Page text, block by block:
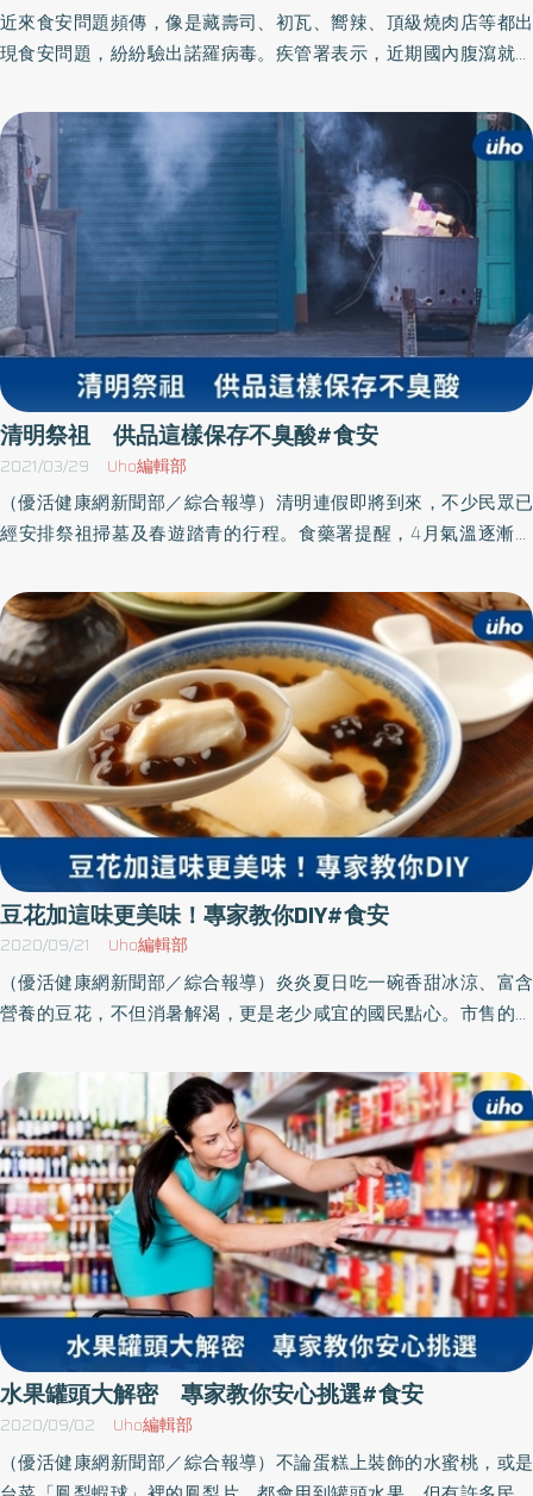
近來食安問題頻傳，像是藏壽司、初瓦、嚮辣、頂級燒肉店等都出
現食安問題，紛紛驗出諾羅病毒。疾管署表示，近期國內腹瀉就診
加，發生場所以餐飲、旅宿業最多，檢出病原諾羅病毒占8成。
清明祭祖 供品這樣保存不臭酸#食安
2021/03/29 Uho編輯部
（優活健康網新聞部／綜合報導）清明連假即將到來，不少民眾已
經安排祭祖掃墓及春遊踏青的行程。食藥署提醒，4月氣溫逐漸回
品慎保存，避免日曬或高溫在室外祭拜時，應注意供品的衛生安
全，如魚、雞、豬肉或素三牲等供品容易孳生蒼蠅、蚊蟲等病媒及
受到灰塵污染，因此自行烹煮的供品，應以鍋蓋或保鮮膜覆蓋。食
藥署建議可改用有包裝的食品如罐頭，或有外皮保護的水果做為供
品。此外，供品應避免長時間日曬或放置於高溫環境，以避免微生
物孳長導致腐敗變質，若長時間在戶外，建議可攜帶冰桶冷藏保
存。而熟食供品於室溫下祭拜完後，應依食品的特性儘速保存於冰
箱或陰暗處，且食用前應該要充分復熱，並儘快食用完畢。若食品
有顏色改變或酸臭味，則應避免食用。路邊野菇不要採，避免食品
中毒近年來食藥署常接獲民眾於野外採摘不明植物或菇類，食用後
導致天然毒食品中毒的案例。提醒民眾至野外登山或踏青時，勿隨
意採摘野生物並食用，因為許多有毒菇類和植物，即使經驗豐富的
專家仍不易從外觀上加以區別，千萬別為了享受山產的美味，而忽
略其風險，造成食品中毒，以及身體健康上無法挽回的傷害。洗淨
雙手，良好衛生習慣要保持親朋好友聚會，食藥署提醒除了要「樂
及處理食品前後，都要徹底洗淨雙手；注意食材要新鮮；生熟食的
器具要分開，避免交叉污染；餐點要徹底加熱；注意保存溫度等，
才能讓連假過得安心又安全。
豆花加這味更美味！專家教你DIY#食安
2020/09/21 Uho編輯部
（優活健康網新聞部／綜合報導）炎炎夏日吃一碗香甜冰涼、富含
營養的豆花，不但消暑解渴，更是老少咸宜的國民點心。市售的傳
有哪些注意事項呢？食藥署邀請海洋大學食品科學系蔡敏郎教授，
為民眾解惑。豆花凝固原理大不同傳統豆花、布丁豆花與超市販售
的盒裝豆花，同樣都以豆漿為主原料，但口感卻明顯不同，蔡敏郎
表示：「傳統豆花是用石膏或鹽滷做為凝固劑，石膏的鈣離子或鹽
滷的鎂離子帶有正電，會與豆漿中蛋白質上的負電荷相吸，進而形
成凝膠結構，凝固後就是我們平常吃的豆花。」製作傳統豆花時，
石膏通常會再與地瓜粉（澱粉）混勻，這些澱粉分子糊化後，分子
鏈充分展開，穿梭在蛋白結構中，可以讓豆花凝固後質地更細緻、
綿密有彈性。至於布丁豆花或盒裝豆花，則是使用洋菜、明膠、吉
利丁、布丁粉等動植物膠，將豆漿製成凍狀，相較於石膏凝固的豆
花，口感較為軟嫩，若用布丁粉製作或添加雞蛋，還會帶有蛋香。
選有信譽的店家購買蔡敏郎強調，原料黃豆的優劣會直接影響到豆
花的品質，但消費者購買豆花時無法親眼確認原料狀況，建議挑選
信譽良好的店家與品牌購買。若在店面或攤販購買豆花，則可留意
水果罐頭大解密 專家教你安心挑選#食安
2020/09/02 Uho編輯部
（優活健康網新聞部／綜合報導）不論蛋糕上裝飾的水蜜桃，或是